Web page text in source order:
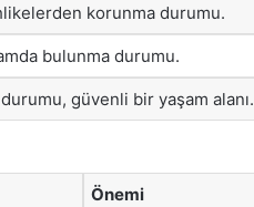
korunma durumu.
bulunma durumu.
güvenli bir yaşam alanı.
Önemi